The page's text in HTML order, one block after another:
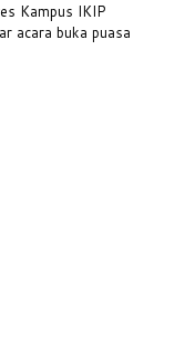
Kampus IKIP
acara buka puasa